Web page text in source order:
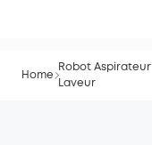
Home
Robot Aspirateur
Laveur